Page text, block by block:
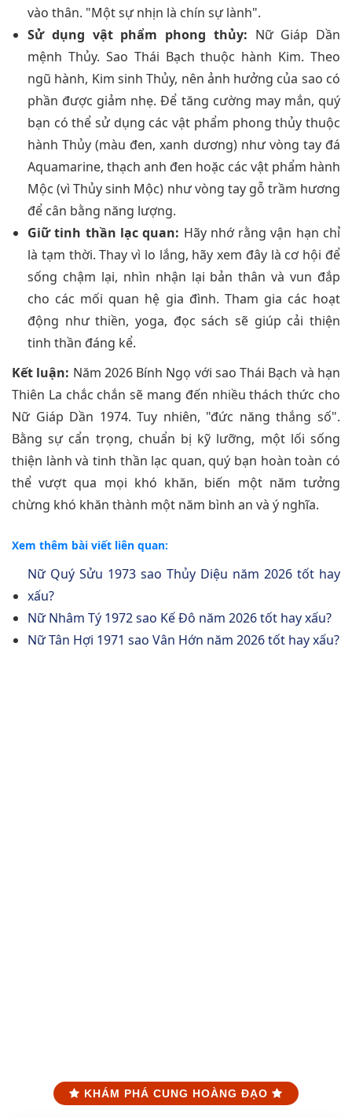
vào thân. "Một sự nhịn là chín sự lành".
Sử dụng vật phẩm phong thủy: Nữ Giáp Dần
mệnh Thủy. Sao Thái Bạch thuộc hành Kim. Theo
ngũ hành, Kim sinh Thủy, nên ảnh hưởng của sao có
phần được giảm nhẹ. Để tăng cường may mắn, quý
bạn có thể sử dụng các vật phẩm phong thủy thuộc
hành Thủy (màu đen, xanh dương) như vòng tay đá
Aquamarine, thạch anh đen hoặc các vật phẩm hành
Mộc (vì Thủy sinh Mộc) như vòng tay gỗ trầm hương
để cân bằng năng lượng.
Giữ tinh thần lạc quan: Hãy nhớ rằng vận hạn chỉ
là tạm thời. Thay vì lo lắng, hãy xem đây là cơ hội để
sống chậm lại, nhìn nhận lại bản thân và vun đắp
cho các mối quan hệ gia đình. Tham gia các hoạt
động như thiền, yoga, đọc sách sẽ giúp cải thiện
tinh thần đáng kể.
Kết luận: Năm 2026 Bính Ngọ với sao Thái Bạch và hạn
Thiên La chắc chắn sẽ mang đến nhiều thách thức cho
Nữ Giáp Dần 1974. Tuy nhiên, "đức năng thắng số".
Bằng sự cẩn trọng, chuẩn bị kỹ lưỡng, một lối sống
thiện lành và tinh thần lạc quan, quý bạn hoàn toàn có
thể vượt qua mọi khó khăn, biến một năm tưởng
chừng khó khăn thành một năm bình an và ý nghĩa.
Xem thêm bài viết liên quan:
Nữ Quý Sửu 1973 sao Thủy Diệu năm 2026 tốt hay
xấu?
Nữ Nhâm Tý 1972 sao Kế Đô năm 2026 tốt hay xấu?
Nữ Tân Hợi 1971 sao Vân Hớn năm 2026 tốt hay xấu?
KHÁM PHÁ CUNG HOÀNG ĐẠO